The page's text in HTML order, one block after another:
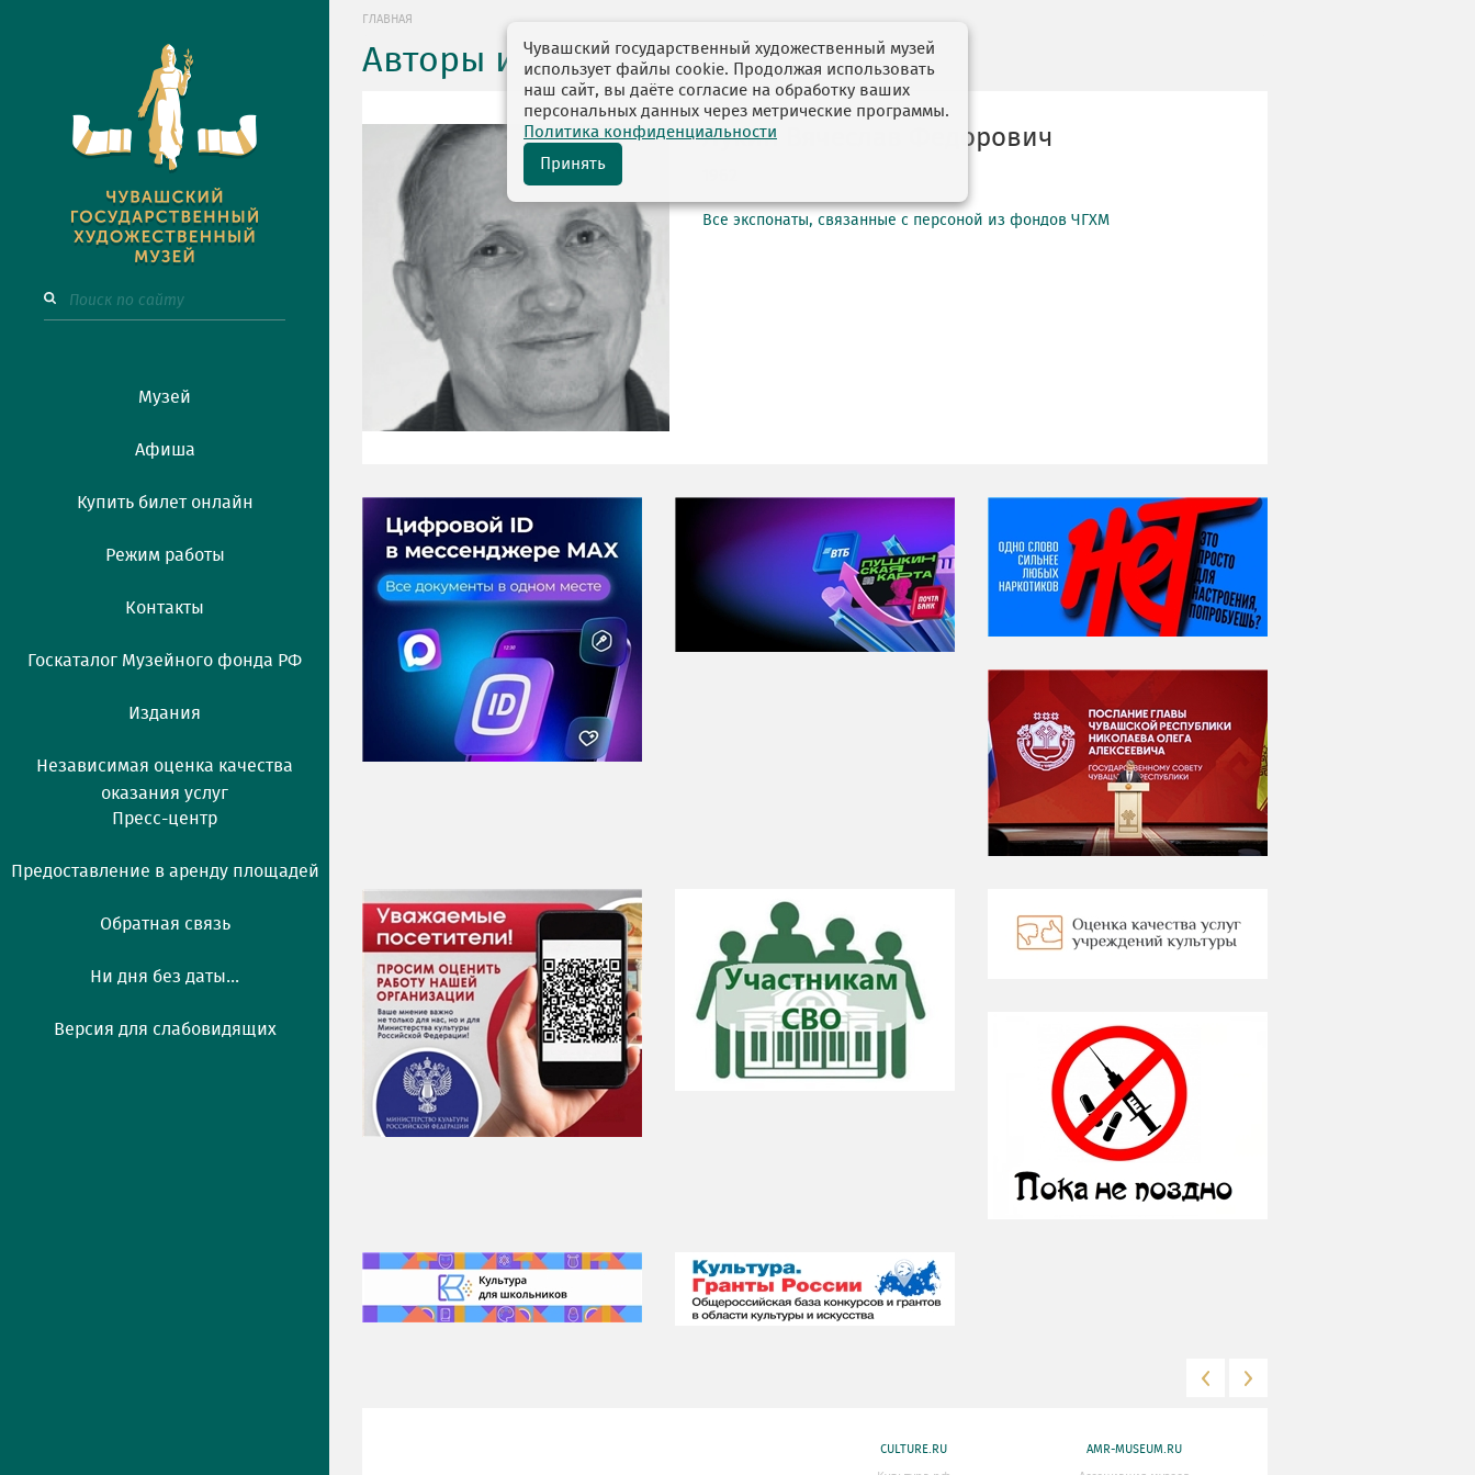
Музей
Афиша
Купить билет онлайн
Режим работы
Контакты
Госкаталог Музейного фонда РФ
Издания
Независимая оценка качества
оказания услуг
Пресс-центр
Предоставление в аренду площадей
Обратная связь
Ни дня без даты...
Версия для слабовидящих
ГЛАВНАЯ
Авторы и персоналии
Лукин Вячеслав Федорович
Все экспонаты, связанные с персоной из фондов ЧГХМ
НИ ДНЯ БЕЗ ДАТЫ...
07 августа
Я встретил вас – и
всё былое...
CULTURE.RU AMR-MUSEUM.RU
Чувашский государственный художественный музей
использует файлы cookie. Продолжая использовать
наш сайт, вы даёте согласие на обработку ваших
персональных данных через метрические программы.
Политика конфиденциальности
Принять